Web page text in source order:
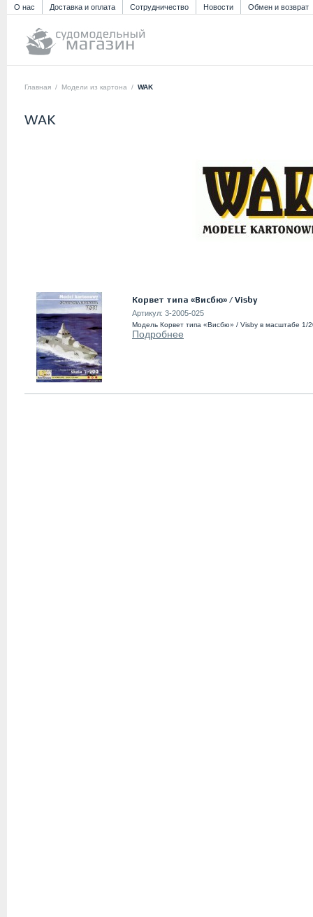
О нас Доставка и оплата Сотрудничество Новости Обмен и возврат
Главная / Модели из картона / WAK
WAK
Корвет типа «Висбю» / Visby
Артикул: 3-2005-025
Модель Корвет типа «Висбю» / Visby в масштабе 1/
Подробнее